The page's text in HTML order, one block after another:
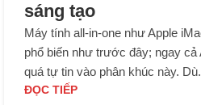
sáng tạo
Máy tính all-in-one như Apple
phổ biến như trước đây; ngay cả
quá tự tin vào phân khúc này.
ĐỌC TIẾP